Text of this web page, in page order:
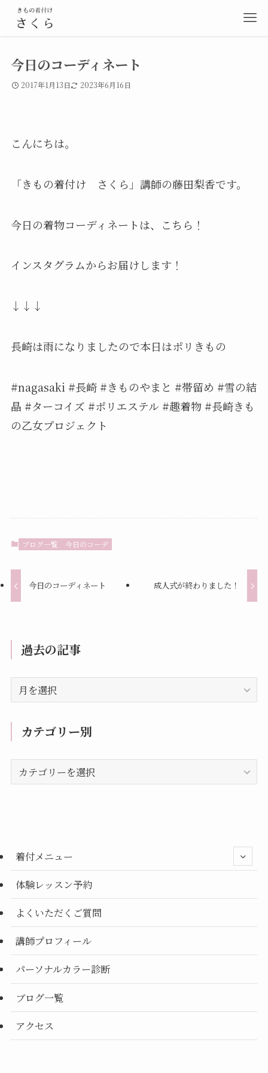
今日のコーディネート
2017年1月13日 2023年6月16日
こんにちは。
「きもの着付け さくら」講師の藤田梨香です。
今日の着物コーディネートは、こちら！
インスタグラムからお届けします！
↓↓↓
長崎は雨になりましたので本日はポリきもの
#nagasaki #長崎 #きものやまと #帯留め #雪の結
晶 #ターコイズ #ポリエステル #趣着物 #長崎きも
の乙女プロジェクト
ブログ一覧 今日のコーデ
今日のコーディネート 成人式が終わりました！
過去の記事
去
事
カテゴリー別
テ
着付メニュー
体験レッスン予約
よくいただくご質問
講師プロフィール
パーソナルカラー診断
ブログ一覧
アクセス